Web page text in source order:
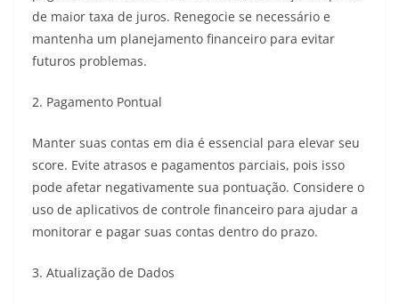
de maior taxa de juros. Renegocie se necessário e
mantenha um planejamento financeiro para evitar
futuros problemas.
2. Pagamento Pontual
Manter suas contas em dia é essencial para elevar seu
score. Evite atrasos e pagamentos parciais, pois isso
pode afetar negativamente sua pontuação. Considere o
uso de aplicativos de controle financeiro para ajudar a
monitorar e pagar suas contas dentro do prazo.
3. Atualização de Dados